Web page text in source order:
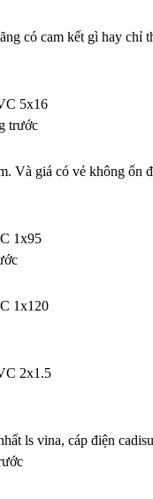
có cam kết gì hay chỉ
5x16
trước
Và giá có vẻ không ổn
1x95
1x120
2x1.5
ls vina, cáp điện